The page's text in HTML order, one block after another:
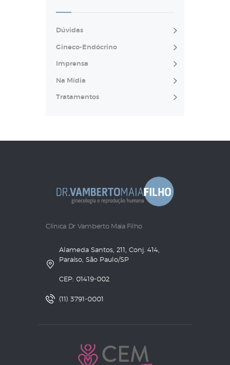
Dúvidas
Gineco-Endócrino
Imprensa
Na Mídia
Tratamentos
Clínica Dr Vamberto Maia Filho
Alameda Santos, 211, Conj. 414,
Paraíso, São Paulo/SP
CEP: 01419-002
(11) 3791-0001